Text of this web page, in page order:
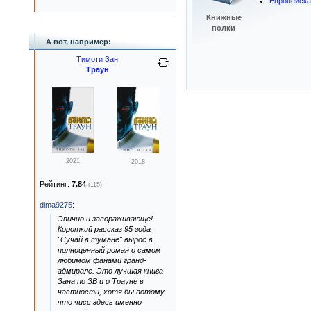
Книжные
полки
А вот, например:
Тимоти Зан
Траун
2021 2018
Рейтинг: 7.84 (115)
dima9275:
Эпично и завораживающе!
Короткий рассказ 95 года
"Сучай в тумане" вырос в
полноценный роман о самом
любимом фанами гранд-
адмирале. Это лучшая книга
Зана по ЗВ и о Трауне в
частности, хотя бы потому
что чисс здесь именно